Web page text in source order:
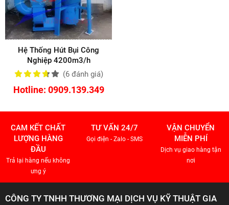
Hệ Thống Hút Bụi Công
Nghiệp 4200m3/h
(6 đánh giá)
Hotline: 0909.139.349
CAM KẾT CHẤT
LƯỢNG HÀNG
ĐẦU
Trả lại hàng nếu không
ưng ý
TƯ VẤN 24/7
Gọi điện - Zalo - SMS
VẬN CHUYỂN
MIỄN PHÍ
Dịch vụ giao hàng tận
nơi
CÔNG TY TNHH THƯƠNG MẠI DỊCH VỤ KỸ THUẬT GIA